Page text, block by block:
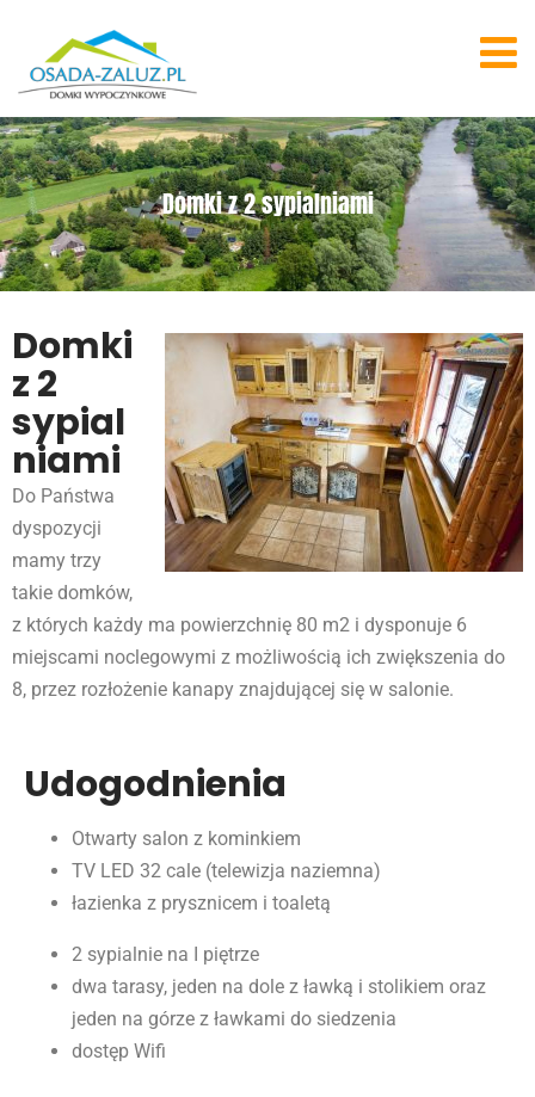
Domki z 2 sypialniami
Domki
z 2
sypial
niami
Do Państwa
dyspozycji
mamy trzy
takie domków,
z których każdy ma powierzchnię 80 m2 i dysponuje 6
miejscami noclegowymi z możliwością ich zwiększenia do
8, przez rozłożenie kanapy znajdującej się w salonie.
Udogodnienia
Otwarty salon z kominkiem
TV LED 32 cale (telewizja naziemna)
łazienka z prysznicem i toaletą
2 sypialnie na I piętrze
dwa tarasy, jeden na dole z ławką i stolikiem oraz
jeden na górze z ławkami do siedzenia
dostęp Wifi